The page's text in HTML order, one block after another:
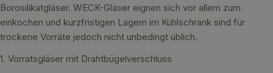
Borosilikatgläser. WECK-Gläser eignen sich vor allem zum
einkochen und kurzfristigen Lagern im Kühlschrank sind für
trockene Vorräte jedoch nicht unbedingt üblich.
1. Vorratsgläser mit Drahtbügelverschluss